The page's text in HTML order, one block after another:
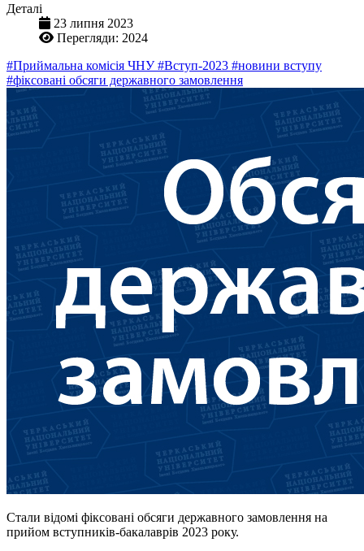
Деталі
23 липня 2023
Перегляди: 2024
#Приймальна комісія ЧНУ#Вступ-2023 #новини вступу
#фіксовані обсяги державного замовлення
Стали відомі фіксовані обсяги державного замовлення на
прийом вступників-бакалаврів 2023 року.